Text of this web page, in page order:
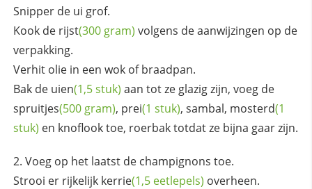
Snipper de ui grof.
Kook de rijst(300 gram) volgens de aanwijzingen op de
verpakking.
Verhit olie in een wok of braadpan.
Bak de uien(1,5 stuk) aan tot ze glazig zijn, voeg de
spruitjes(500 gram), prei(1 stuk), sambal, mosterd(1
stuk) en knoflook toe, roerbak totdat ze bijna gaar zijn.
Voeg op het laatst de champignons toe.
Strooi er rijkelijk kerrie(1,5 eetlepels) overheen.